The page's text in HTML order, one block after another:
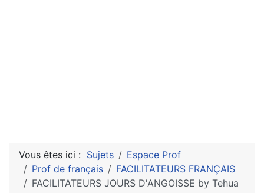
Vous êtes ici : Sujets
Espace Prof
Prof de français
FACILITATEURS FRANÇAIS
FACILITATEURS JOURS D'ANGOISSE by Tehua